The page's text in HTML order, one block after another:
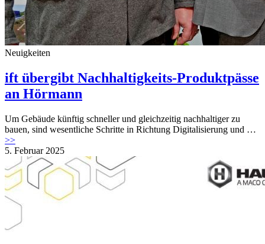
Neuigkeiten
ift übergibt Nachhaltigkeits-Produktpässe
an Hörmann
Um Gebäude künftig schneller und gleichzeitig nachhaltiger zu
bauen, sind wesentliche Schritte in Richtung Digitalisierung und …
>>
5. Februar 2025